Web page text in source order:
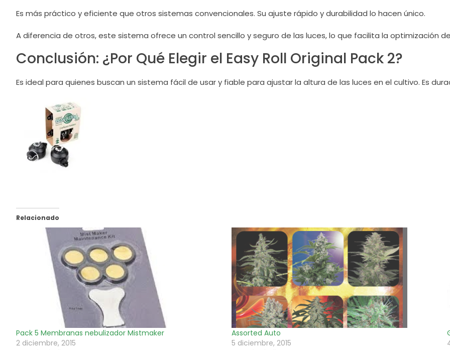
Es más práctico y eficiente que otros sistemas convencionales. Su ajuste rápido y durabilidad lo hacen único.
A diferencia de otros, este sistema ofrece un control sencillo y seguro de las luces, lo que facilita la optimización
Conclusión: ¿Por Qué Elegir el Easy Roll Original Pack 2?
Es ideal para quienes buscan un sistema fácil de usar y fiable para ajustar la altura de las luces en el cultivo. Es
Relacionado
Pack 5 Membranas nebulizador Mistmaker
2 diciembre, 2015
Assorted Auto
5 diciembre, 2015